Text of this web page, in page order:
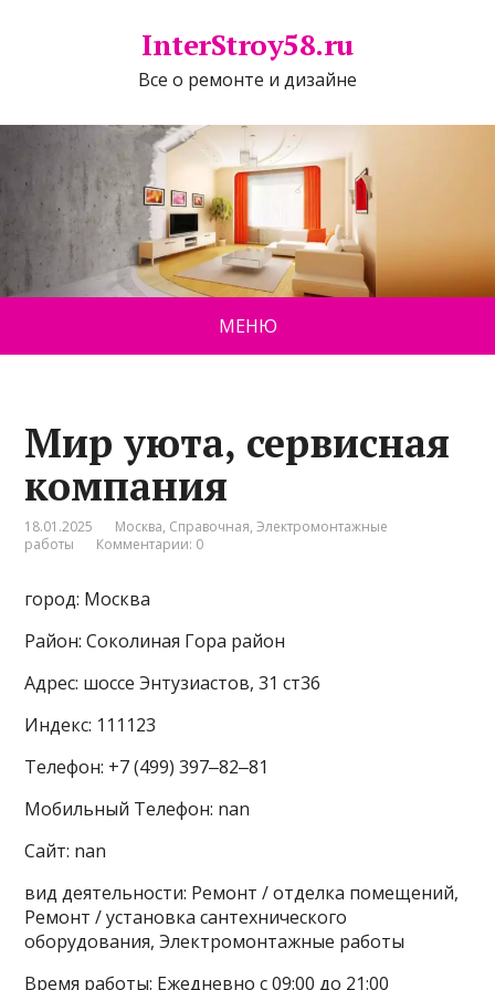
InterStroy58.ru
Все о ремонте и дизайне
МЕНЮ
Мир уюта, сервисная
компания
18.01.2025 Москва, Справочная,Электромонтажные
работы
Комментарии: 0
город: Москва
Район: Соколиная Гора район
Адрес: шоссе Энтузиастов, 31 ст36
Индекс: 111123
Телефон: +7 (499) 397‒82‒81
Мобильный Телефон: nan
Сайт: nan
вид деятельности: Ремонт / отделка помещений,
Ремонт / установка сантехнического
оборудования, Электромонтажные работы
Время работы: Ежедневно с 09:00 до 21:00